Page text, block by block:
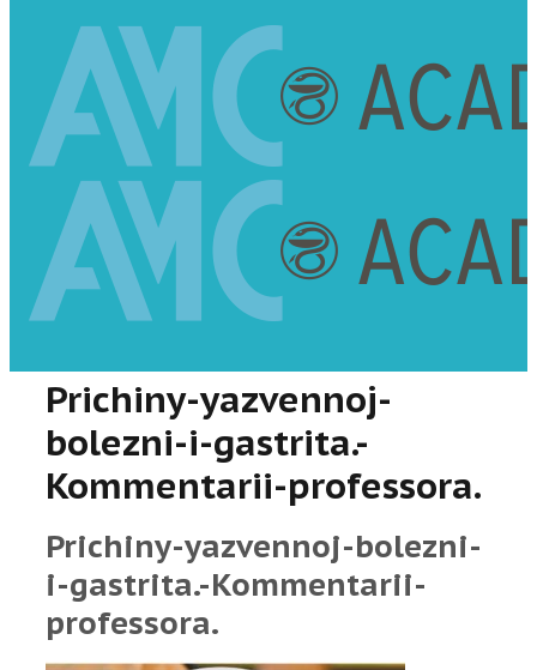
Prichiny-yazvennoj-
bolezni-i-gastrita.-
Kommentarii-professora.
Prichiny-yazvennoj-bolezni-
i-gastrita.-Kommentarii-
professora.